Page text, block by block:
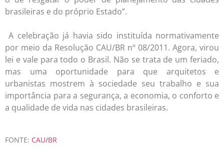
brasileiras e do próprio Estado”.
A celebração já havia sido instituída normativamente
por meio da Resolução CAU/BR nº 08/2011. Agora, virou
lei e vale para todo o Brasil. Não se trata de um feriado,
mas uma oportunidade para que arquitetos e
urbanistas mostrem à sociedade seu trabalho e sua
importância para a segurança, a economia, o conforto e
a qualidade de vida nas cidades brasileiras.
FONTE: CAU/BR